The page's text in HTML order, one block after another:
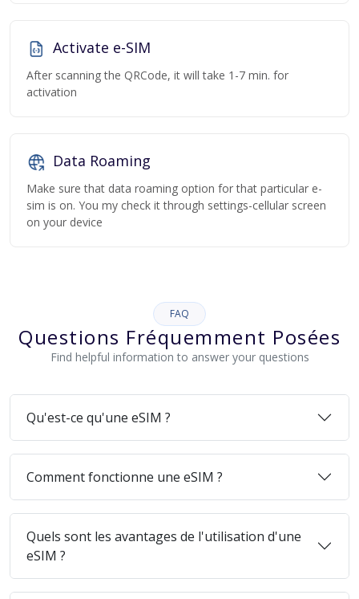
Activate e-SIM
After scanning the QRCode, it will take 1-7 min. for
activation
Data Roaming
Make sure that data roaming option for that particular e-
sim is on. You my check it through settings-cellular screen
on your device
FAQ
Questions Fréquemment Posées
Find helpful information to answer your questions
Qu'est-ce qu'une eSIM ?
Comment fonctionne une eSIM ?
Quels sont les avantages de l'utilisation d'une
eSIM ?